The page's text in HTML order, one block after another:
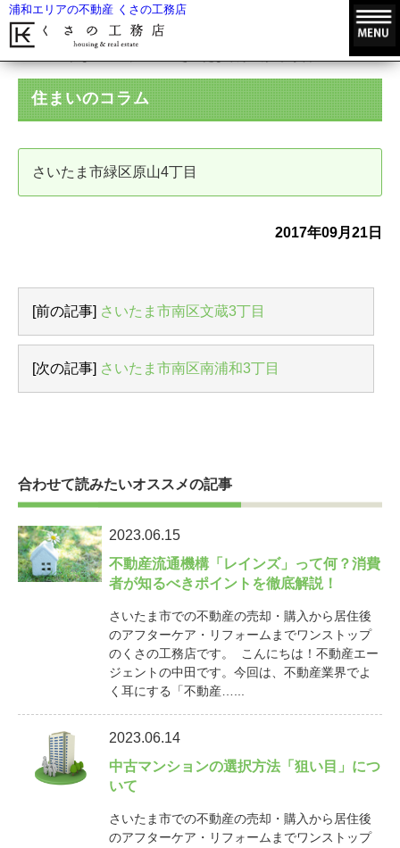
浦和エリアの不動産 くさの工務店
住まいのコラム
さいたま市緑区原山4丁目
2017年09月21日
[前の記事] さいたま市南区文蔵3丁目
[次の記事] さいたま市南区南浦和3丁目
合わせて読みたいオススメの記事
2023.06.15
不動産流通機構「レインズ」って何？消費
者が知るべきポイントを徹底解説！
さいたま市での不動産の売却・購入から居住後
のアフターケア・リフォームまでワンストップ
のくさの工務店です。 こんにちは！不動産エー
ジェントの中田です。今回は、不動産業界でよ
く耳にする「不動産…...
2023.06.14
中古マンションの選択方法「狙い目」につ
いて
さいたま市での不動産の売却・購入から居住後
のアフターケア・リフォームまでワンストップ